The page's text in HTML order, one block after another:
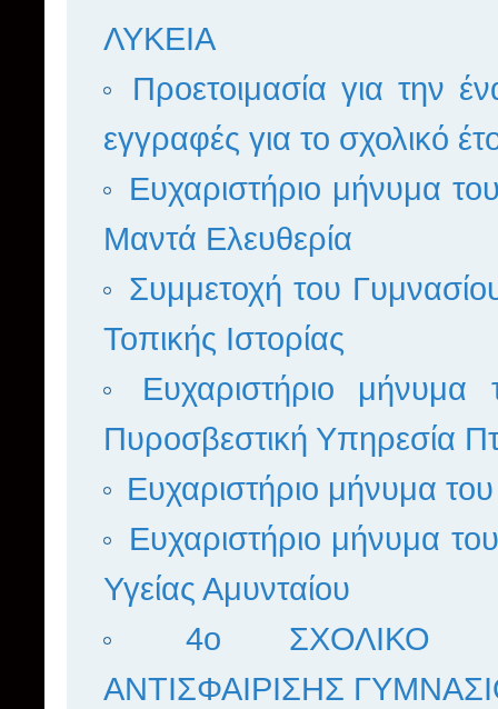
ΛΥΚΕΙΑ
Προετοιμασία για την
εγγραφές για το σχολικό
Ευχαριστήριο μήνυμα
Μαντά Ελευθερία
Συμμετοχή του
Τοπικής Ιστορίας
Ευχαριστήριο
Πυροσβεστική Υπηρεσία
Ευχαριστήριο μήνυμα
Ευχαριστήριο μήνυμα
Υγείας Αμυνταίου
4ο ΣΧΟΛΙΚΟ
ΑΝΤΙΣΦΑΙΡΙΣΗΣ